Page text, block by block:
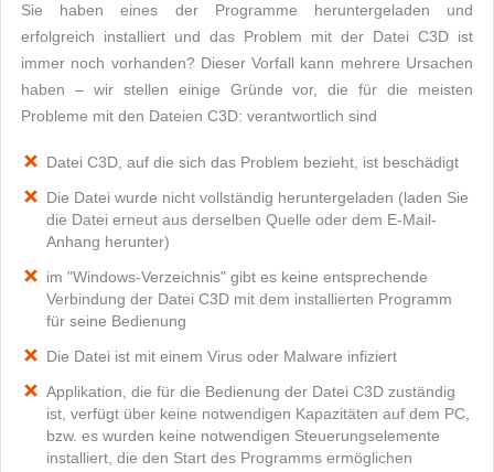
Sie haben eines der Programme heruntergeladen und
erfolgreich installiert und das Problem mit der Datei C3D ist
immer noch vorhanden? Dieser Vorfall kann mehrere Ursachen
haben – wir stellen einige Gründe vor, die für die meisten
Probleme mit den Dateien C3D: verantwortlich sind
Datei C3D, auf die sich das Problem bezieht, ist beschädigt
Die Datei wurde nicht vollständig heruntergeladen (laden Sie
die Datei erneut aus derselben Quelle oder dem E-Mail-
Anhang herunter)
im "Windows-Verzeichnis" gibt es keine entsprechende
Verbindung der Datei C3D mit dem installierten Programm
für seine Bedienung
Die Datei ist mit einem Virus oder Malware infiziert
Applikation, die für die Bedienung der Datei C3D zuständig
ist, verfügt über keine notwendigen Kapazitäten auf dem PC,
bzw. es wurden keine notwendigen Steuerungselemente
installiert, die den Start des Programms ermöglichen